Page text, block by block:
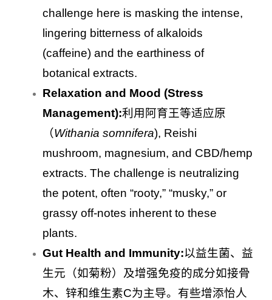
challenge here is masking the intense,
lingering bitterness of alkaloids
(caffeine) and the earthiness of
botanical extracts.
Relaxation and Mood (Stress
Management):利用阿育王等适应原
（Withania somnifera), Reishi
mushroom, magnesium, and CBD/hemp
extracts. The challenge is neutralizing
the potent, often “rooty,” “musky,” or
grassy off-notes inherent to these
plants.
Gut Health and Immunity:以益生菌、益
生元（如菊粉）及增强免疫的成分如接骨
木、锌和维生素C为主导。有些增添怡人